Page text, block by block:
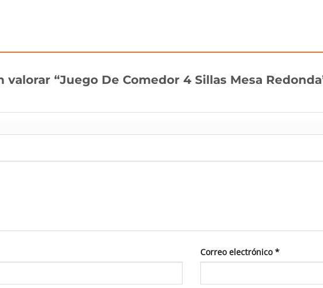
valorar “Juego De Comedor 4 Sillas Mesa
Correo electrónico*